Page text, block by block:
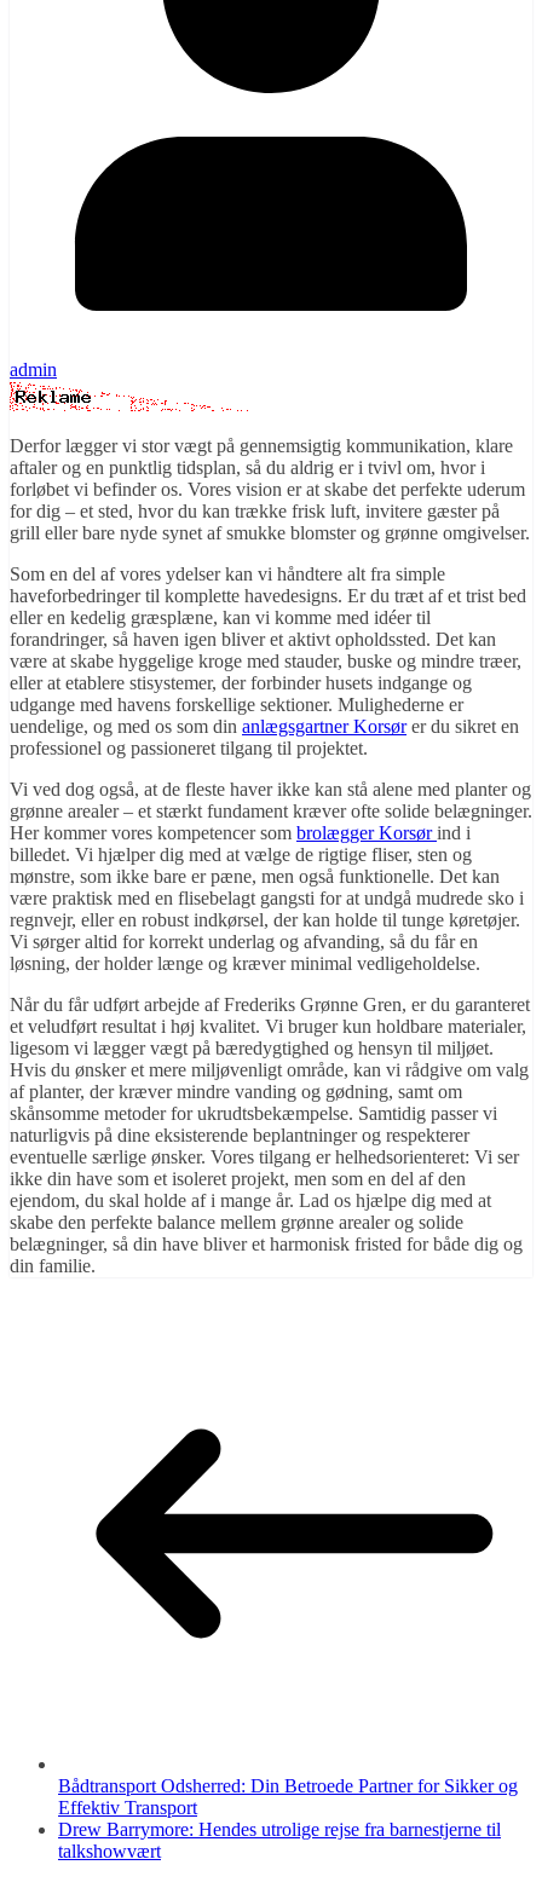
admin
Derfor lægger vi stor vægt på gennemsigtig kommunikation, klare
aftaler og en punktlig tidsplan, så du aldrig er i tvivl om, hvor i
forløbet vi befinder os. Vores vision er at skabe det perfekte uderum
for dig – et sted, hvor du kan trække frisk luft, invitere gæster på
grill eller bare nyde synet af smukke blomster og grønne omgivelser.
Som en del af vores ydelser kan vi håndtere alt fra simple
haveforbedringer til komplette havedesigns. Er du træt af et trist bed
eller en kedelig græsplæne, kan vi komme med idéer til
forandringer, så haven igen bliver et aktivt opholdssted. Det kan
være at skabe hyggelige kroge med stauder, buske og mindre træer,
eller at etablere stisystemer, der forbinder husets indgange og
udgange med havens forskellige sektioner. Mulighederne er
uendelige, og med os som din anlægsgartner Korsører du sikret en
professionel og passioneret tilgang til projektet.
Vi ved dog også, at de fleste haver ikke kan stå alene med planter og
grønne arealer – et stærkt fundament kræver ofte solide belægninger.
Her kommer vores kompetencer som brolægger Korsørind i
billedet. Vi hjælper dig med at vælge de rigtige fliser, sten og
mønstre, som ikke bare er pæne, men også funktionelle. Det kan
være praktisk med en flisebelagt gangsti for at undgå mudrede sko i
regnvejr, eller en robust indkørsel, der kan holde til tunge køretøjer.
Vi sørger altid for korrekt underlag og afvanding, så du får en
løsning, der holder længe og kræver minimal vedligeholdelse.
Når du får udført arbejde af Frederiks Grønne Gren, er du garanteret
et veludført resultat i høj kvalitet. Vi bruger kun holdbare materialer,
ligesom vi lægger vægt på bæredygtighed og hensyn til miljøet.
Hvis du ønsker et mere miljøvenligt område, kan vi rådgive om valg
af planter, der kræver mindre vanding og gødning, samt om
skånsomme metoder for ukrudtsbekæmpelse. Samtidig passer vi
naturligvis på dine eksisterende beplantninger og respekterer
eventuelle særlige ønsker. Vores tilgang er helhedsorienteret: Vi ser
ikke din have som et isoleret projekt, men som en del af den
ejendom, du skal holde af i mange år. Lad os hjælpe dig med at
skabe den perfekte balance mellem grønne arealer og solide
belægninger, så din have bliver et harmonisk fristed for både dig og
din familie.
Bådtransport Odsherred: Din Betroede Partner for Sikker og
Effektiv Transport
Drew Barrymore: Hendes utrolige rejse fra barnestjerne til
talkshowvært